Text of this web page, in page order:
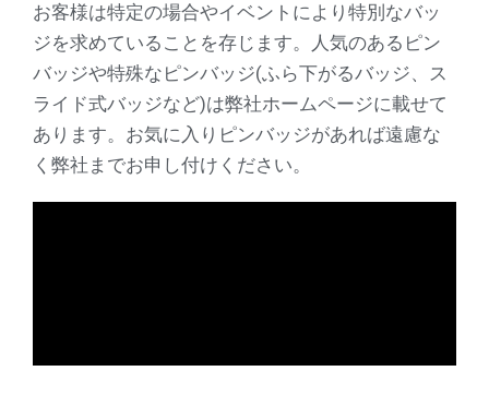
お客様は特定の場合やイベントにより特別なバッ
ジを求めていることを存じます。人気のあるピン
バッジや特殊なピンバッジ(ふら下がるバッジ、ス
ライド式バッジなど)は弊社ホームページに載せて
あります。お気に入りピンバッジがあれば遠慮な
く弊社までお申し付けください。